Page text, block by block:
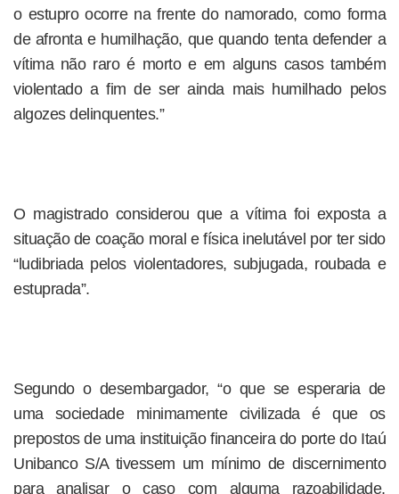
o estupro ocorre na frente do namorado, como forma
de afronta e humilhação, que quando tenta defender a
vítima não raro é morto e em alguns casos também
violentado a fim de ser ainda mais humilhado pelos
algozes delinquentes.”
O magistrado considerou que a vítima foi exposta a
situação de coação moral e física inelutável por ter sido
“ludibriada pelos violentadores, subjugada, roubada e
estuprada”.
Segundo o desembargador, “o que se esperaria de
uma sociedade minimamente civilizada é que os
prepostos de uma instituição financeira do porte do Itaú
Unibanco S/A tivessem um mínimo de discernimento
para analisar o caso com alguma razoabilidade,